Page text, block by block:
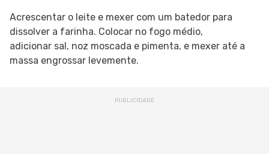
Acrescentar o leite e mexer com um batedor para
dissolver a farinha. Colocar no fogo médio,
adicionar sal, noz moscada e pimenta, e mexer até a
massa engrossar levemente.